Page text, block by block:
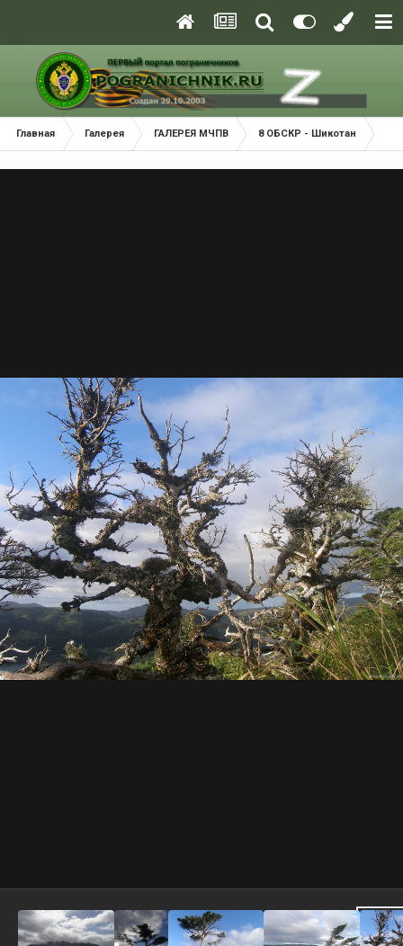
Главная Галерея ГАЛЕРЕЯ МЧПВ 8 ОБСКР - Шикотан